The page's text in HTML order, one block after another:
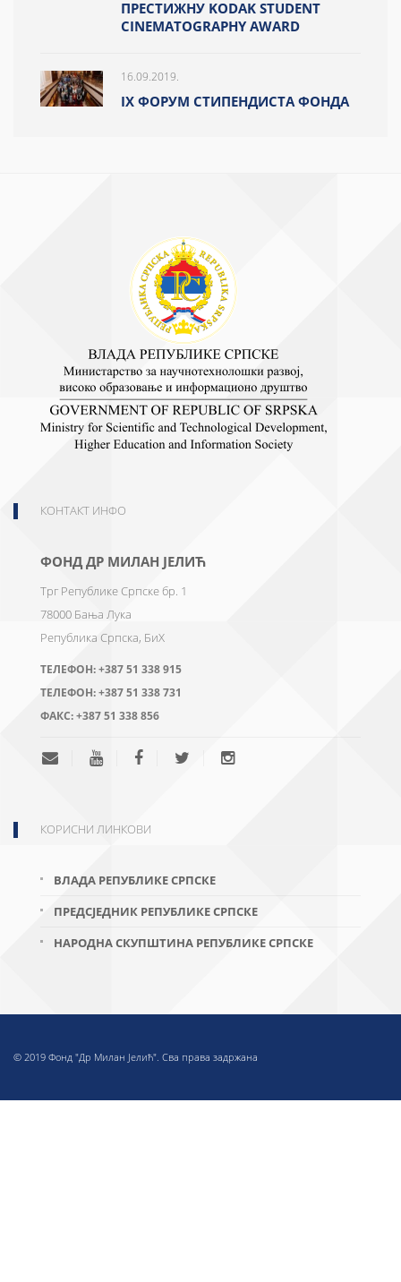
ПРЕСТИЖНУ KODAK STUDENT
CINEMATOGRAPHY AWARD
16.09.2019.
IX ФОРУМ СТИПЕНДИСТА ФОНДА
КОНТАКТ ИНФО
ФОНД ДР МИЛАН ЈЕЛИЋ
Трг Републике Српске бр. 1
78000 Бања Лука
Република Српска, БиХ
ТЕЛЕФОН:+387 51 338 915
ТЕЛЕФОН:+387 51 338 731
ФАКС:+387 51 338 856
КОРИСНИ ЛИНКОВИ
ВЛАДА РЕПУБЛИКЕ СРПСКЕ
ПРЕДСЈЕДНИК РЕПУБЛИКЕ СРПСКЕ
НАРОДНА СКУПШТИНА РЕПУБЛИКЕ СРПСКЕ
© 2019 Фонд "Др Милан Јелић". Сва права задржана